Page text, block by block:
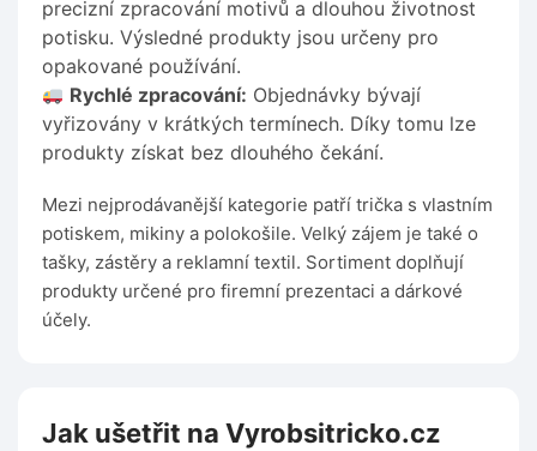
precizní zpracování motivů a dlouhou životnost
potisku. Výsledné produkty jsou určeny pro
opakované používání.
Rychlé zpracování: Objednávky bývají
vyřizovány v krátkých termínech. Díky tomu lze
produkty získat bez dlouhého čekání.
Mezi nejprodávanější kategorie patří trička s vlastním
potiskem, mikiny a polokošile. Velký zájem je také o
tašky, zástěry a reklamní textil. Sortiment doplňují
produkty určené pro firemní prezentaci a dárkové
účely.
Jak ušetřit na Vyrobsitricko.cz